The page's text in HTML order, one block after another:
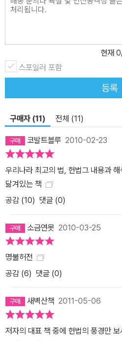
현재 0
스포일러 포함
등록
구매자 (11) 전체 (11)
코발트블루 2010-02-23
우리나라 최고의 법, 헌법그 내용과
닮겨있는 책
공감 (10) 댓글 (0)
소금연못 2010-03-25
명불허전
공감 (6) 댓글 (0)
새벽산책 2011-05-06
저자의 대표 책 중에 헌법의 풍경만